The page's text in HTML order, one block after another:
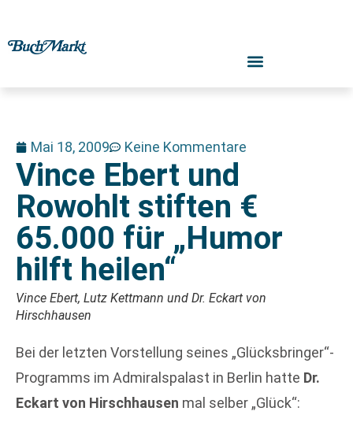
Mai 18, 2009 Keine Kommentare
Vince Ebert und
Rowohlt stiften €
65.000 für „Humor
hilft heilen“
Vince Ebert, Lutz Kettmann und Dr. Eckart von
Hirschhausen
Bei der letzten Vorstellung seines „Glücksbringer“-
Programms im Admiralspalast in Berlin hatte Dr.
Eckart von Hirschhausen mal selber „Glück“: